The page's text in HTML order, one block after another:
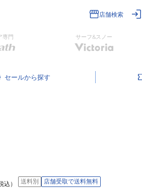
店舗検索
専門 サーフ&スノー
セール
込） 送料別 店舗受取で送料無料